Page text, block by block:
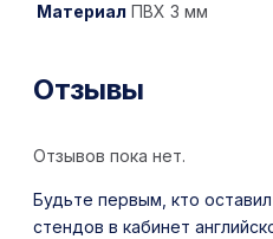
Материал ПВХ 3 мм
Отзывы
Отзывов пока нет.
Будьте первым, кто
стендов в кабинет